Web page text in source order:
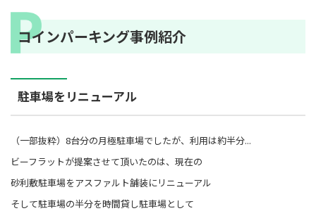
コインパーキング事例紹介
駐車場をリニューアル
（一部抜粋）8台分の月極駐車場でしたが、利用は約半分...
ビーフラットが提案させて頂いたのは、現在の
砂利敷駐車場をアスファルト舗装にリニューアル
そして駐車場の半分を時間貸し駐車場として